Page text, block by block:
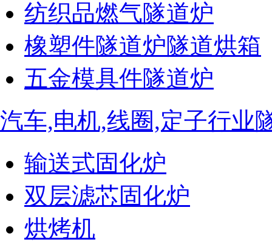
纺织品燃气隧道炉
橡塑件隧道炉隧道烘箱
五金模具件隧道炉
汽车,电机,线圈,定子行业
输送式固化炉
双层滤芯固化炉
烘烤机